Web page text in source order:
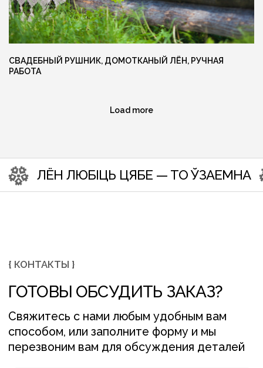
СВАДЕБНЫЙ РУШНИК, ДОМОТКАНЫЙ ЛЁН, РУЧНАЯ
РАБОТА
Load more
@MANUFAKTURA_FLAXECO
Ещё больше готовых изделий вы
можете найти в нашем instagram